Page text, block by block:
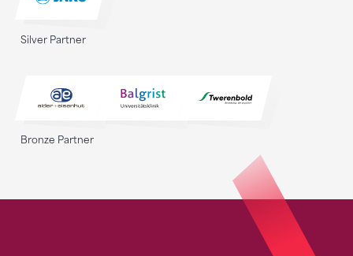
Silver Partner
Bronze Partner